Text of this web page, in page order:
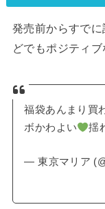
発売前からすで
どでもポジティブ
福袋あんまり買
ボかわよい
揺
— 東京マリア